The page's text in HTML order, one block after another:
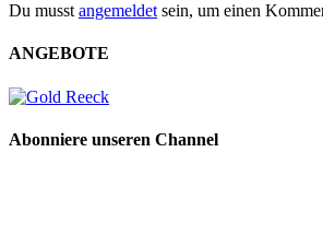
Du musst angemeldet sein, um einen
ANGEBOTE
Abonniere unseren Channel